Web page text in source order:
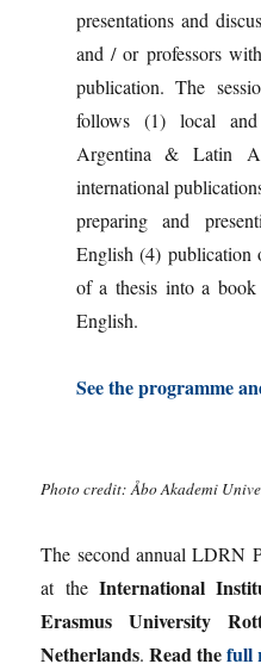
presentations and
and / or professors
publication. The
follows (1) local
Argentina & Latin
international
preparing and
English (4) publication
of a thesis into a
English.
See the programme
Photo credit: Åbo Akademi
The second annual LDRN
at theInternational
Erasmus University
Netherlands.Read thefull